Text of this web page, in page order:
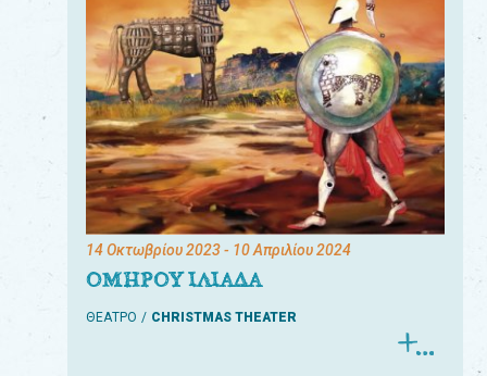
14 Οκτωβρίου 2023- 10 Απριλίου 2024
ΟΜΗΡΟΥ ΙΛΙΑΔΑ
ΘΕΑΤΡΟ CHRISTMAS THEATER